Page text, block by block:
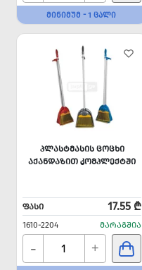
ᲛᲘᲜᲘᲛᲣᲛ - 1 ᲪᲐᲚᲘ
ᲞᲚᲐᲡᲢᲛᲐᲡᲘᲡ ᲪᲝᲪᲮᲘ
ᲐᲥᲐᲜᲓᲐᲖᲘᲗ ᲙᲝᲛᲞᲚᲔᲥᲢᲨᲘ
ᲤᲐᲡᲘ 17.55 ₾
1610-2204 ᲛᲐᲠᲐᲒᲨᲘᲐ
- +